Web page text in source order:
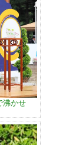
沸かせ